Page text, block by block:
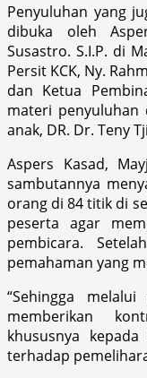
Penyuluhan yang
dibuka oleh
Susastro. S.I.P. di
Persit KCK, Ny.
dan Ketua
materi penyuluhan
anak, DR. Dr. Teny
Aspers Kasad,
sambutannya
orang di 84 titik di
peserta agar
pembicara.
pemahaman yang
“Sehingga
memberikan
khususnya
terhadap